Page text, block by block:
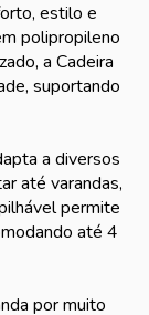
estilo e
polipropileno
a Cadeira
suportando
a diversos
até varandas,
permite
até 4
por muito